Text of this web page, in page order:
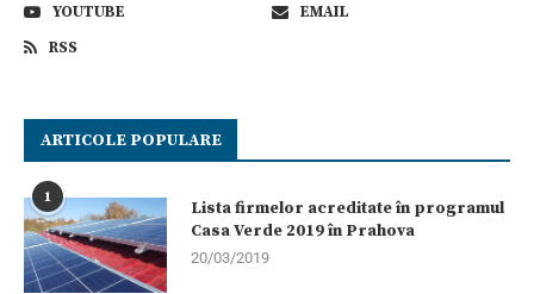
YOUTUBE
EMAIL
RSS
ARTICOLE POPULARE
1
Lista firmelor acreditate în programul
Casa Verde 2019 în Prahova
20/03/2019